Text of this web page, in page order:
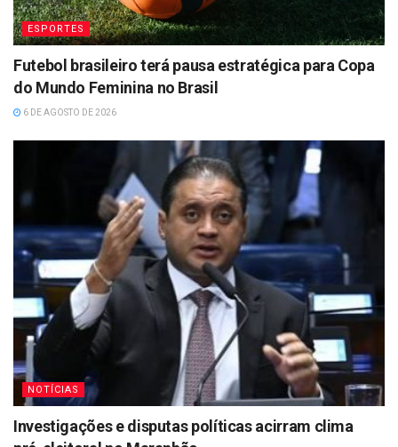
ESPORTES
Futebol brasileiro terá pausa estratégica para Copa
do Mundo Feminina no Brasil
6 DE AGOSTO DE 2026
NOTÍCIAS
Investigações e disputas políticas acirram clima